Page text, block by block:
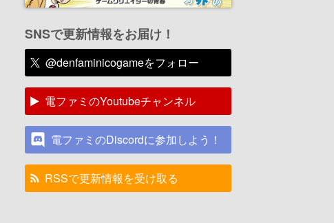
SNSで更新情報をお届け！
@denfaminicogameをフォロー
電ファミのYoutubeチャンネル
電ファミのDiscordに参加しよう！
RSSで更新情報を受け取る